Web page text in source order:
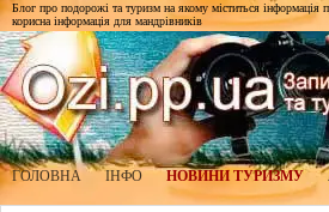
Блог про подорожі та туризм на якому міститься інформація
корисна інформація для мандрівників
ГОЛОВНА ІНФО НОВИНИ ТУРИЗМУ